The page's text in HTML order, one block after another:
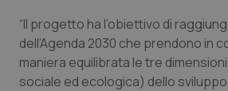
Provincia Autonoma di
Provincia Autonoma di
Infezioni & Febbre
Ipertensione & Scompenso
“Il progetto ha l’obiettivo di
dell’Agenda 2030 che prendono in
maniera equilibrata le tre
sociale ed ecologica) dello